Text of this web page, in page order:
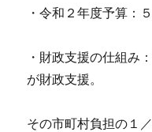
・令和２年度予算：
・財政支援の仕組み
が財政支援。
その市町村負担の１